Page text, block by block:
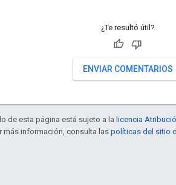
¿Te resultó útil?
ENVIAR COMENTARIOS
de esta página está sujeto a la licencia
más información, consulta las políticas del sitio